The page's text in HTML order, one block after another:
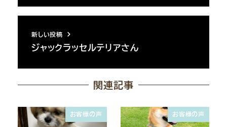
新しい投稿
ジャックラッセルテリアさん
関連記事
お客様の声 お客様の声